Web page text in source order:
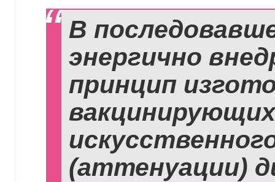
В
энергично
принцип
(аттенуации)